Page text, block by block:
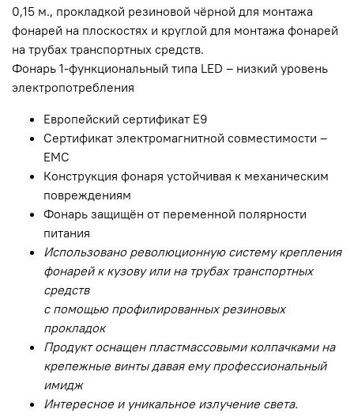
0,15 м., прокладкой резиновой чёрной для монтажа
фонарей на плоскостях и круглой для монтажа фонарей
на трубах транспортных средств.
Фонарь 1-функциональный типа LED – низкий уровень
электропотребления
Европейский сертификат E9
Сертификат электромагнитной совместимости –
EMC
Конструкция фонаря устойчивая к механическим
повреждениям
Фонарь защищён от переменной полярности
питания
Использовано революционную систему крепления
фонарей к кузову или на трубах транспортных
средств
с помощью профилированных резиновых
прокладок
Продукт оснащен пластмассовыми колпачками на
крепежные винты давая ему профессиональный
имидж
Интересное и уникальное излучение света.